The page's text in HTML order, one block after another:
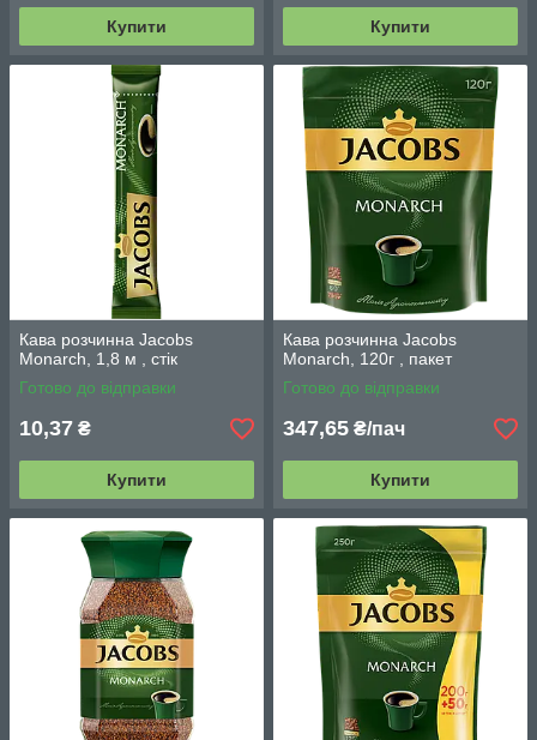
Купити Купити
Кава розчинна Jacobs
Monarch, 1,8 м , стік
Готово до відправки
10,37 ₴
Купити
Кава розчинна Jacobs
Monarch, 120г , пакет
Готово до відправки
347,65 ₴/пач
Купити